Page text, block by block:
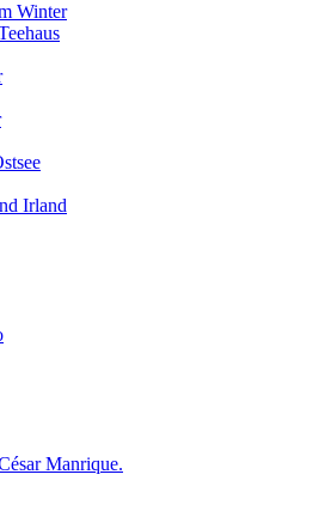
Winter
Irland
Manrique.